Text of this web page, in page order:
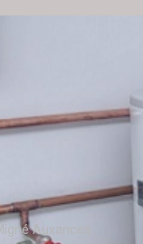
Auxances